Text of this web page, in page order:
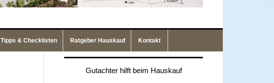
Tipps & Checklisten Ratgeber Hauskauf Kontakt
Seitenspalte
Gutachter hilft beim Hauskauf